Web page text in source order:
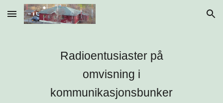
Skip to main content Skip to navigation
Radioentusiaster på
omvisning i
kommunikasjonsbunker